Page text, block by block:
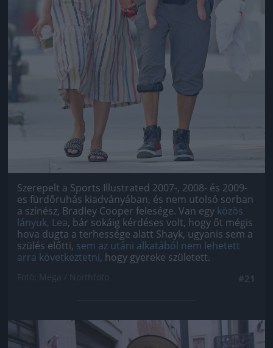
Szerepelt a Sports Illustrated 2007-, 2008- és 2009-
es fürdőruhás kiadványában, és nem utolsó sorban
a színész, Bradley Cooper felesége. Van egy közös
lányuk, Lea, bár sokáig kérdéses volt, hogy őt mégis
hova dugta a terhessége alatt Shayk, ugyanis sem a
szülés előtti, sem az utáni alkatából nem lehetett
arra következtetni, hogy gyereke született.
Jön még kép!